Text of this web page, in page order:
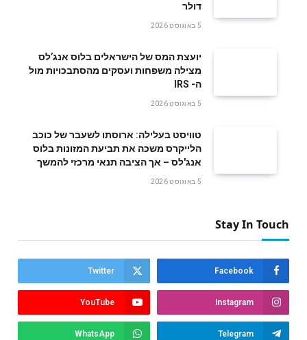
‬דולר
5 באוגוסט 2026
‬ה- IRS
5 באוגוסט 2026
טוויסט בעלילה: ארוסתו לשעבר של כוכב
הלייקרס משכה את תביעת המזונות בלוס
אנג'לס – אך הציבה תנאי מרכזי להמשך
5 באוגוסט 2026
Stay In Touch
Facebook
Twitter
Instagram
YouTube
Telegram
WhatsApp